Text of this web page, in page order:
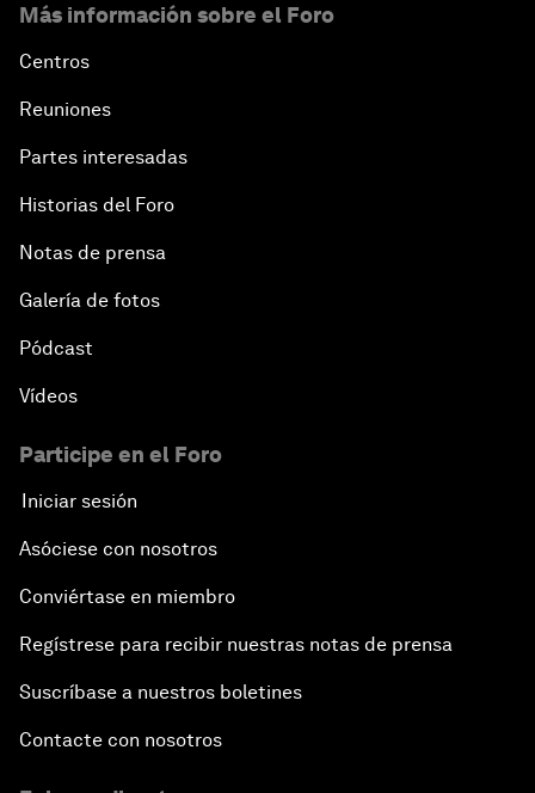
Más información sobre el Foro
Centros
Reuniones
Partes interesadas
Historias del Foro
Notas de prensa
Galería de fotos
Pódcast
Vídeos
Participe en el Foro
Iniciar sesión
Asóciese con nosotros
Conviértase en miembro
Regístrese para recibir nuestras notas de prensa
Suscríbase a nuestros boletines
Contacte con nosotros